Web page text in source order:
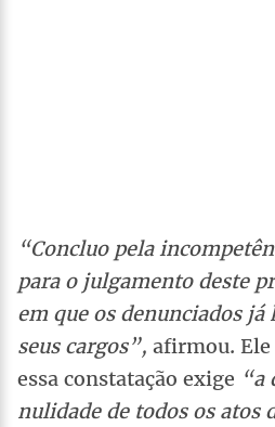
“Concluo pela
para o julgamento deste
em que os denunciados
seus cargos”, afirmou. Ele
essa constatação exige “a
nulidade de todos os atos